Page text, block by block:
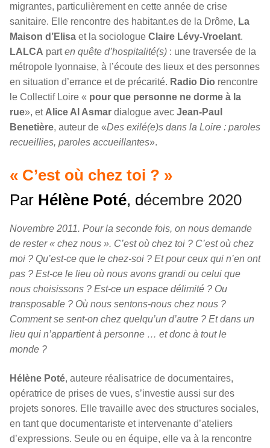
migrantes, particulièrement en cette année de crise
sanitaire. Elle rencontre des habitant.es de la Drôme, La
Maison d’Elisa et la sociologue Claire Lévy-Vroelant.
LALCA parten quête d’hospitalité(s) : une traversée de la
métropole lyonnaise, à l’écoute des lieux et des personnes
en situation d’errance et de précarité. Radio Dio rencontre
le Collectif Loire « pour que personne ne dorme à la
rue», et Alice Al Asmar dialogue avec Jean-Paul
Benetière, auteur de «Des exilé(e)s dans la Loire : paroles
recueillies, paroles accueillantes».
« C’est où chez toi ? »
Par Hélène Poté, décembre 2020
Novembre 2011. Pour la seconde fois, on nous demande
de rester « chez nous ». C’est où chez toi ? C’est où chez
moi ? Qu’est-ce que le chez-soi ? Et pour ceux qui n’en ont
pas ? Est-ce le lieu où nous avons grandi ou celui que
nous choisissons ? Est-ce un espace délimité ? Ou
transposable ? Où nous sentons-nous chez nous ?
Comment se sent-on chez quelqu’un d’autre ? Et dans un
lieu qui n’appartient à personne … et donc à tout le
monde ?
Hélène Poté, auteure réalisatrice de documentaires,
opératrice de prises de vues, s’investie aussi sur des
projets sonores. Elle travaille avec des structures sociales,
en tant que documentariste et intervenante d’ateliers
d’expressions. Seule ou en équipe, elle va à la rencontre